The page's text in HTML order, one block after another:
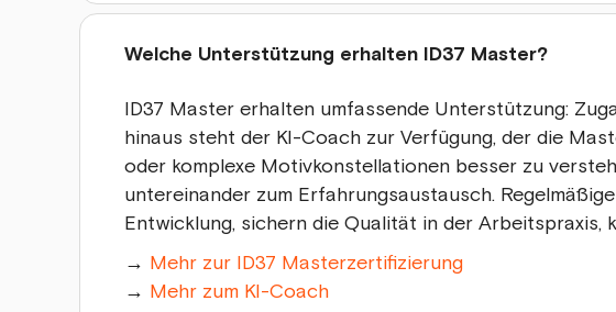
Welche Unterstützung erhalten ID37 Master?
ID37 Master erhalten umfassende Unterstützung:
hinaus steht der KI-Coach zur Verfügung, der die
oder komplexe Motivkonstellationen besser zu
untereinander zum Erfahrungsaustausch.
Entwicklung, sichern die Qualität in der
→ Mehr zur ID37 Masterzertifizierung
→ Mehr zum KI-Coach